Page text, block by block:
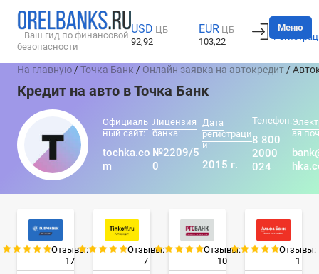
Ваш гид по финансовой
безопасности
USD ЦБ
92,92
EUR ЦБ
103,22
Вход
Меню
На главную /Точка Банк / Онлайн заявка на автокредит /
Кредит на авто в Точка Банк
Официаль
ный сайт:
tochka.co
m
Лицензия
банка:
№2209/5
0
Дата
регистраци
и:
2015 г.
Телефон:
8 800
2000
024
ая
Отзывы:
17
Отзывы:
7
Отзывы:
10
Отзывы:
1